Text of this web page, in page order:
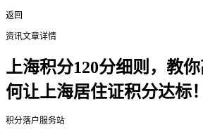
返回
资讯文章详情
上海积分120分细则，教
何让上海居住证积分达标！
积分落户服务站